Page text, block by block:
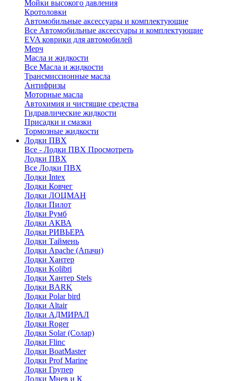
Мойки высокого давления
Кротоловки
Автомобильные аксессуары и комплектующие
Все Автомобильные аксессуары и комплектующие
EVA коврики для автомобилей
Мерч
Масла и жидкости
Все Масла и жидкости
Трансмиссионные масла
Антифризы
Моторные масла
Автохимия и чистящие средства
Гидравлические жидкости
Присадки и смазки
Тормозные жидкости
Лодки ПВХ
Все - Лодки ПВХ Просмотреть
Лодки ПВХ
Все Лодки ПВХ
Лодки Intex
Лодки Ковчег
Лодки ЛОЦМАН
Лодки Пилот
Лодки Румб
Лодки АКВА
Лодки РИВЬЕРА
Лодки Таймень
Лодки Apache (Апачи)
Лодки Хантер
Лодки Kolibri
Лодки Хантер Stels
Лодки BARK
Лодки Polar bird
Лодки Altair
Лодки АДМИРАЛ
Лодки Roger
Лодки Solar (Солар)
Лодки Flinc
Лодки BoatMaster
Лодки Prof Marine
Лодки Групер
Лодки Мнев и К